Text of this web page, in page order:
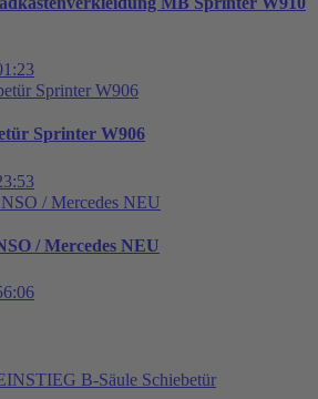
Sprinter W906
/ Mercedes NEU